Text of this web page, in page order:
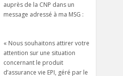
auprès de la CNP dans un
message adressé à ma MSG :
« Nous souhaitons attirer votre
attention sur une situation
concernant le produit
d’assurance vie EPI, géré par le